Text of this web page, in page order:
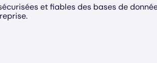
et fiables des bases de